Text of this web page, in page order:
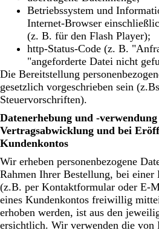
Betriebssystem und
Internet-Browser
(z. B. für den Flash Player);
http-Status-Code (z. B.
"angeforderte Datei nicht
Die Bereitstellung
gesetzlich vorgeschrieben sein
Steuervorschriften).
Datenerhebung und -
Vertragsabwicklung und bei
Kundenkontos
Wir erheben personenbezogene
Rahmen Ihrer Bestellung, bei
(z.B. per Kontaktformular oder E-
eines Kundenkontos freiwillig
erhoben werden, ist aus den
ersichtlich. Wir verwenden die von